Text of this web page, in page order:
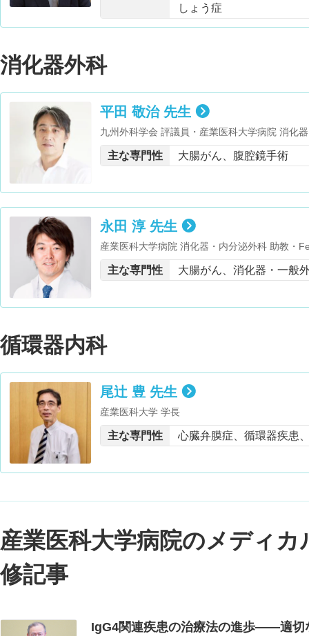
しょう症
消化器外科
平田 敬治 先生
九州外科学会 評議員・産業医科大学病院 消化器・内分泌外科 診療科長・医学博士 取得・
日本がん治療認定医機構 暫定教育医・日本体育協会 公認スポーツドクター・日本大腸肛門
病学会 評議員・日本臨床外科学会 評議員・日本家族性大腸腺腫症研究会 世話人・日本消
主な専門性 大腸がん、腹腔鏡手術
永田 淳 先生
産業医科大学病院 消化器・内分泌外科 助教・
CS) 会員・日本小切開・鏡視外科学会 評議員
geons（ASCRS） Active member ・
oard member ・International Journal of
和ケア研修会 終了・日本医師会認定 産業医・
者・日本大腸肛門病学会 評議員・日本内視鏡
博士 取得・日本がん治療認定医機構 がん治療
医・胃腸科認定医
主な専門性 大腸がん、消化器・一般
循環器内科
尾辻 豊 先生
産業医科大学 学長
主な専門性 心臓弁膜症、循環器疾患
産業医科大学病院のメディカ
修記事
IgG4関連疾患の治療法の進歩――適切